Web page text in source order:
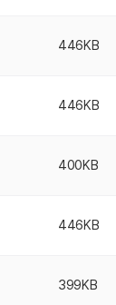
446KB
446KB
400KB
446KB
399KB